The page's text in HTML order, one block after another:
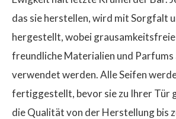
das sie herstellen, wird mit Sorgfalt
hergestellt, wobei grausamkeitsfreie
freundliche Materialien und Parfums
verwendet werden. Alle Seifen
fertiggestellt, bevor sie zu Ihrer Tür
die Qualität von der Herstellung bis